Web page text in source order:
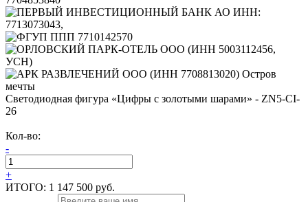
Светодиодная фигура «Цифры с золотыми шарами» - ZN5-CI-
26
Кол-во:
-
+
ИТОГО: 1 147 500 руб.